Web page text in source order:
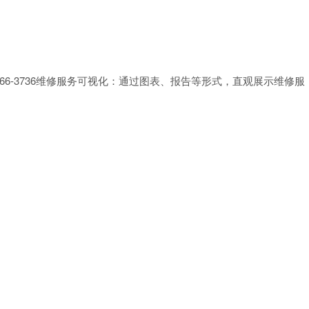
3736维修服务可视化：通过图表、报告等形式，直观展示维修服